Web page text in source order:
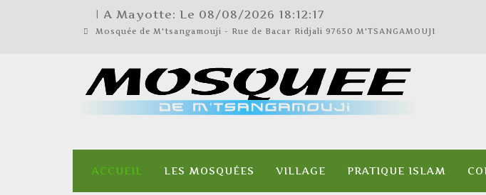
| A Mayotte: Le 08/08/2026 18:12:18
Mosquée de M'tsangamouji - Rue de Bacar Ridjali 97650 M'TSANGAMOUJI
ACCUEIL LES MOSQUÉES VILLAGE PRATIQUE ISLAM